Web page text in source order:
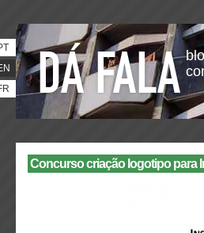
Concurso criação logotipo para